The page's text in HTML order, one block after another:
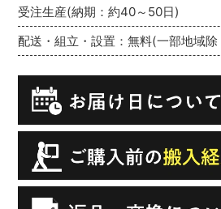
受注生産(納期：約40～50日)
配送・組立・設置：無料(一部地域除